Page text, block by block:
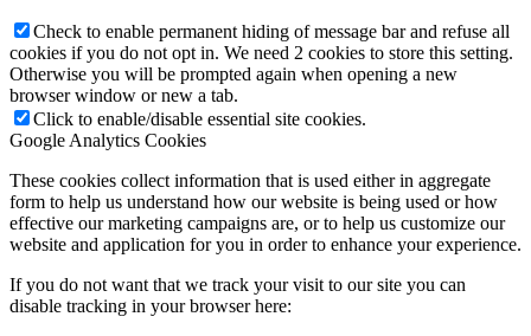
Check to enable permanent hiding of message bar and refuse all
cookies if you do not opt in. We need 2 cookies to store this setting.
Otherwise you will be prompted again when opening a new
browser window or new a tab.
Click to enable/disable essential site cookies.
Google Analytics Cookies
These cookies collect information that is used either in aggregate
form to help us understand how our website is being used or how
effective our marketing campaigns are, or to help us customize our
website and application for you in order to enhance your experience.
If you do not want that we track your visit to our site you can
disable tracking in your browser here: